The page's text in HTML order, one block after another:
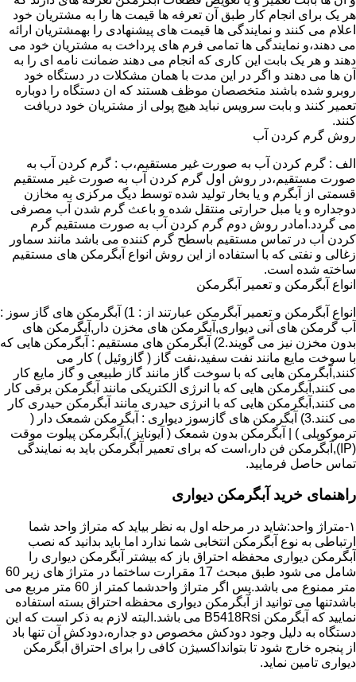
هر یک برای انجام کار طبق آن تعرفه ها قیمت ها را به مشتریان خود
اعلام می کنند و نمایندگی ها قیمت های پیشنهادی را بهمشتریان ارائه
می دهند،و نمایندگی ها تمامی فرم های پرداخت به مشتریان خود می
دهند و هر یک بابت این کاری که انجام می دهند ضمانت نامه ای را به
آن ها می دهند و اگر در این مدت با همان مشکلات در دستگاه خود
روبرو شده باشند متخصصان موظف هستند که ان دستگاه را دوباره
تعمیر کنند و بابت سرویس نباید هیچ پولی از مشتریان خود دریافت
کنند.
روش گرم کردن آب
الف : گرم کردن آب به صورت غیر مستقیم،ب : گرم کردن آب به
صورت مستقیم،در روش اول گرم کردن آب به صورت غیر مستقیم
قسمتی از آبگرم و یا بخار تولید شده توسط دیگ مرکزی به مخازن
دوجداره و یا مبل حرارتی منتقل شده و باعث گرم شدن آب مصرفی
می گردد.امادر روش دوم گرم کردن آب به صورت مستقیم گرم
کردن آب در تماس مستقیم باسطح گرم کننده می باشد مانند سماور
زغالی و نفتی که با استفاده از این روش انواع آبگرمکن های مستقیم
ساخته شده است.
انواع آبگرمکن و تعمیر آبگرمکن
انواع آبگرمکن و تعمیر آبگرمکن عبارتند از : 1) آبگرمکن های گاز سوز :
آب گرمکن های آنی دیواری,آبگرمکن های مخزن دار,آبگرمکن های
بدون مخزن نیز می گویند.2) آبگرمکن های مستقیم : آبگرمکن هایی که
با سوخت مایع مانند نفت سفید،نفت گاز ( گازوئیل ) کار می
کنند,آبگرمکن هایی که با سوخت گاز مانند گاز طبیعی و گاز مایع کار
می کنند,آبگرمکن هایی که با انرژی الکتریکی مانند آبگرمکن برقی کار
می کنند,آبگرمکن هایی که با انرژی حیدری مانند آبگرمکن حیدری کار
می کنند.3) آبگرمکن های گازسوز دیواری : آبگرمکن شمعک دار (
ترموکوپلی ) | آبگرمکن بدون شمعک ( آیونایز ),آبگرمکن پیلوت موقت
(IP),آبگرمکن فن دار،است که برای تعمیر آبگرمکن باید به نمایندگی
تماس حاصل فرمایید.
راهنمای خرید آبگرمکن دیواری
۱-متراژ واحد:شاید در مرحله اول به نظر بیاید که متراژ واحد شما
ارتباطی به نوع آبگرمکن انتخابی شما ندارد اما باید بدانید که نصب
آبگرمکن دیواری محفظه احتراق باز که بیشتر آبگرمکن دیواری را
شامل می شود طبق مبحث 17 مقرارت ساختما در متراژ های زیر 60
متر ممنوع می باشد.پس اگر متراژ واحدشما کمتر از 60 متر مربع می
باشدتنها می توانید از آبگرمکن دیواری محفظه احتراق بسته استفاده
نمایید که آبگرمکن B5418Rsi می باشد.البته لازم به ذکر است که این
دستگاه به دلیل وجود دودکش مخصوص دو جداره،دودکش آن تنها باد
از پنجره خارج شود تا بتوانداکسیژن کافی را برای احتراق آبگرمکن
دیواری تامین نماید.